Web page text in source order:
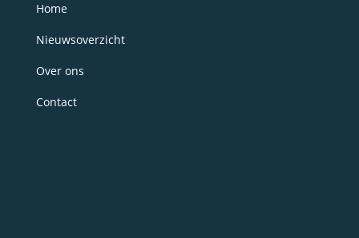
Home
Nieuwsoverzicht
Over ons
Contact